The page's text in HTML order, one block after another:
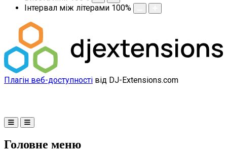
Інтервал між літерами 100%
Плагін веб-доступності від DJ-Extensions.com
Головне меню